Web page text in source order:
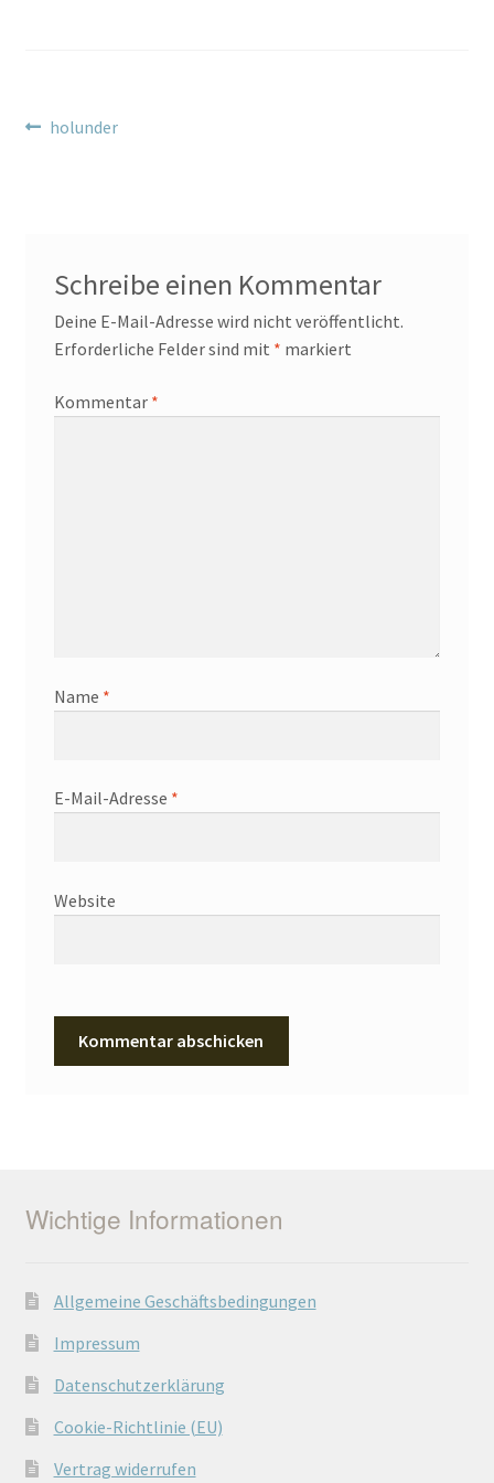
Beitragsnavigation
Vorheriger
holunder
Schreibe einen Kommentar
Deine E-Mail-Adresse wird nicht veröffentlicht.
Erforderliche Felder sind mit * markiert
Kommentar *
Name *
E-Mail-Adresse *
Website
Wichtige Informationen
Allgemeine Geschäftsbedingungen
Impressum
Datenschutzerklärung
Cookie-Richtlinie (EU)
Vertrag widerrufen